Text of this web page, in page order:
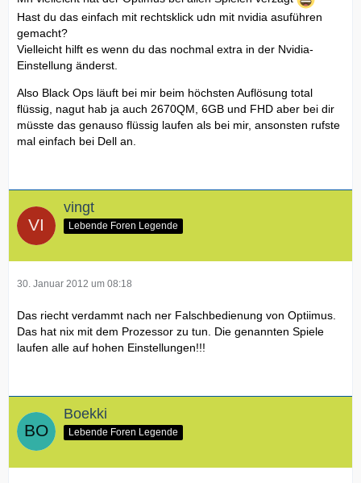
Hast du das einfach mit rechtsklick udn mit nvidia asuführen
gemacht?
Vielleicht hilft es wenn du das nochmal extra in der Nvidia-
Einstellung änderst.
Also Black Ops läuft bei mir beim höchsten Auflösung total
flüssig, nagut hab ja auch 2670QM, 6GB und FHD aber bei dir
müsste das genauso flüssig laufen als bei mir, ansonsten rufste
mal einfach bei Dell an.
vingt
Lebende Foren Legende
30. Januar 2012 um 08:18
Das riecht verdammt nach ner Falschbedienung von Optiimus.
Das hat nix mit dem Prozessor zu tun. Die genannten Spiele
laufen alle auf hohen Einstellungen!!!
Boekki
Lebende Foren Legende